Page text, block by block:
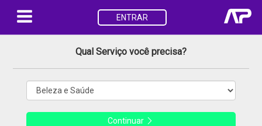
ENTRAR
Qual Serviço você precisa?
Continuar